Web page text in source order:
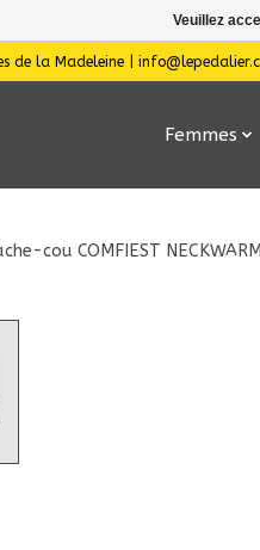
de la Madeleine |
Femmes
cou COMFIEST
Veuillez